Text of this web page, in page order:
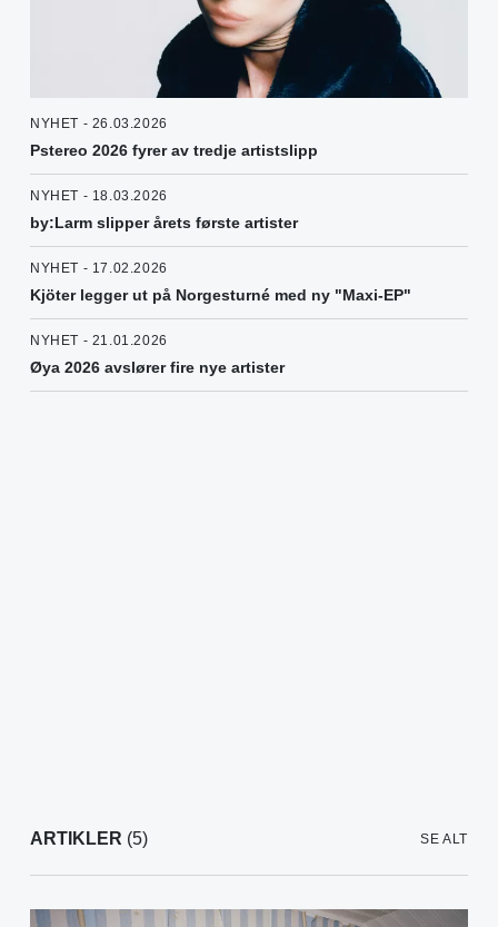
NYHET - 26.03.2026
Pstereo 2026 fyrer av tredje artistslipp
NYHET - 18.03.2026
by:Larm slipper årets første artister
NYHET - 17.02.2026
Kjöter legger ut på Norgesturné med ny "Maxi-EP"
NYHET - 21.01.2026
Øya 2026 avslører fire nye artister
ARTIKLER (5) SE ALT